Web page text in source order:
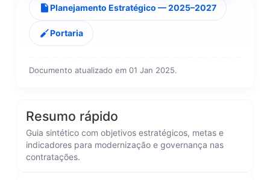
Planejamento Estratégico — 2025–2027
Portaria
Documento atualizado em 01 Jan 2025.
Resumo rápido
Guia sintético com objetivos estratégicos, metas e
indicadores para modernização e governança nas
contratações.